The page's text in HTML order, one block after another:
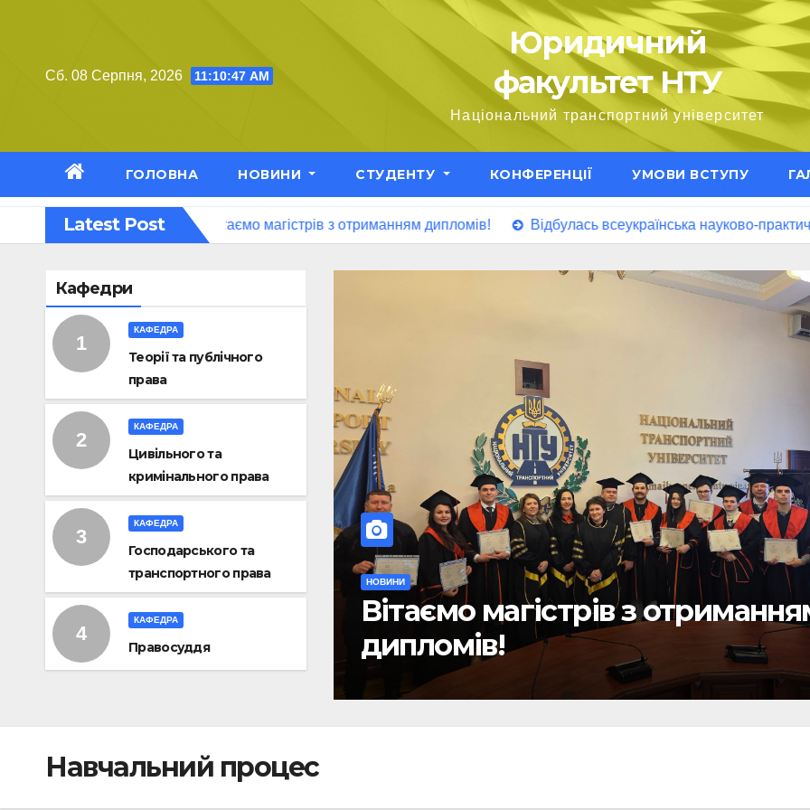
Сб. 08 Серпня, 2026 11:10:48 AM
Юридичний
факультет НТУ
Національний транспортний університет
ГОЛОВНА НОВИНИ СТУДЕНТУ КОНФЕРЕНЦІЇ УМОВИ ВСТУПУ
Latest Post
підготовки Вітаємо магістрів з отриманням дипломів! Відбулась всеукраїнська науково-практична
Кафедри
КАФЕДРА
Теорії та публічного
права
КАФЕДРА
Цивільного та
кримінального права
КАФЕДРА
Господарського та
транспортного права
КАФЕДРА
Правосуддя
з отриманням
НОВИНИ
Відбулась всеукраїнська
науково-практична
«Сучасні виклики та їх
Навчальний процес